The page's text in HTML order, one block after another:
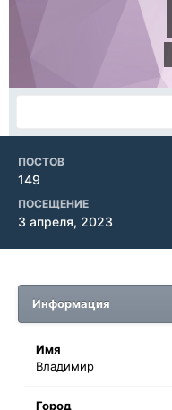
ПОСТОВ
149
ПОСЕЩЕНИЕ
3 апреля, 2023
Информация
Имя
Владимир
Город